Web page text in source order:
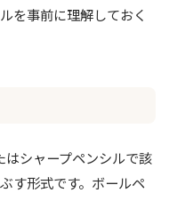
を事前に理解しておく
シャープペンシルで該
す形式です。ボールペ